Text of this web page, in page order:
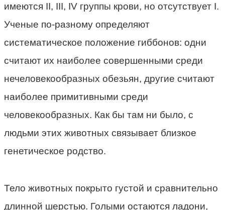
имеются II, III, IV группы крови, но отсутствует I.
Ученые по-разному определяют
систематическое положение гиббонов: одни
считают их наиболее совершенными среди
нечеловекообразных обезьян, другие считают
наиболее примитивными среди
человекообразных. Как бы там ни было, с
людьми этих животных связывает близкое
генетическое родство.
Тело животных покрыто густой и сравнительно
длинной шерстью. Голыми остаются ладони,